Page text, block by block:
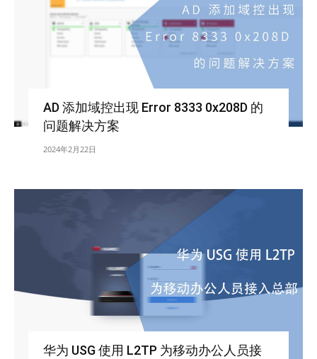
AD 添加域控出现 Error 8333 0x208D 的
问题解决方案
2024年2月22日
华为 USG 使用 L2TP 为移动办公人员接